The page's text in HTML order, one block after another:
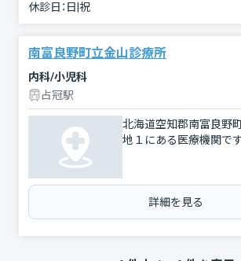
休診日： 日|祝
南富良野町立金山診療所
内科/小児科
占冠駅
北海道空知郡南富良野
地１にある医療機関です
詳細を見る